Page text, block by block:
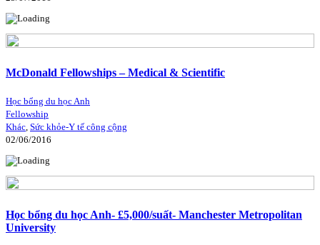
McDonald Fellowships – Medical & Scientific
Học bổng du học Anh
Fellowship
Khác Sức khỏe-Y tế công cộng
02/06/2016
Học bổng du học Anh- £5,000/suất- Manchester Metropolitan
University